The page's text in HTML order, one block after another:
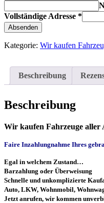
Vollständige Adresse *
Absenden
Kategorie: Wir kaufen
Beschreibung
Beschreibung
Wir kaufen Fahrzeuge aller
Faire Inzahlungnahme Ihres
Egal in welchem Zustand…
Barzahlung oder Überweisung
Schnelle und unkomplizierte
Auto, LKW, Wohnmobil,
Jetzt anrufen, wir kommen